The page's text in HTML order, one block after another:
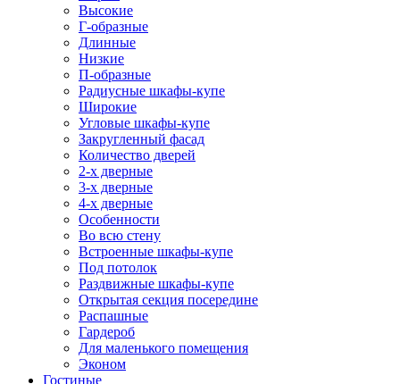
Высокие
Г-образные
Длинные
Низкие
П-образные
Радиусные шкафы-купе
Широкие
Угловые шкафы-купе
Закругленный фасад
Количество дверей
2-х дверные
3-х дверные
4-х дверные
Особенности
Во всю стену
Встроенные шкафы-купе
Под потолок
Раздвижные шкафы-купе
Открытая секция посередине
Распашные
Гардероб
Для маленького помещения
Эконом
Гостиные